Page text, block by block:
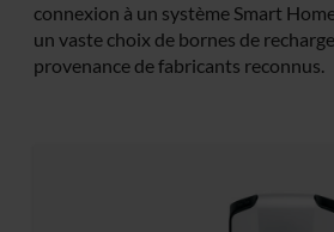
connexion à un système Smart
un vaste choix de bornes de
provenance de fabricants reconnus.